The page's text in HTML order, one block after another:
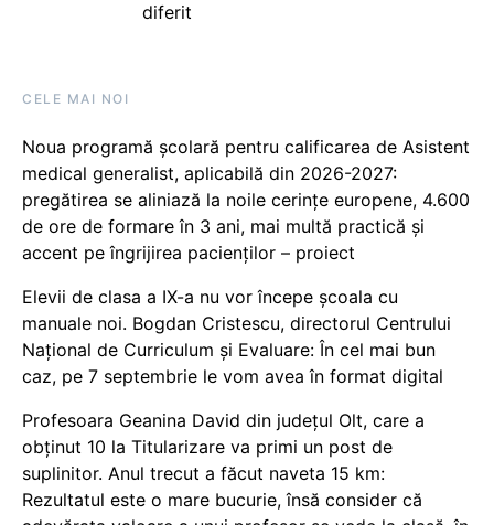
diferit
CELE MAI NOI
Noua programă școlară pentru calificarea de Asistent
medical generalist, aplicabilă din 2026-2027:
pregătirea se aliniază la noile cerințe europene, 4.600
de ore de formare în 3 ani, mai multă practică și
accent pe îngrijirea pacienților – proiect
Elevii de clasa a IX-a nu vor începe școala cu
manuale noi. Bogdan Cristescu, directorul Centrului
Național de Curriculum și Evaluare: În cel mai bun
caz, pe 7 septembrie le vom avea în format digital
Profesoara Geanina David din județul Olt, care a
obținut 10 la Titularizare va primi un post de
suplinitor. Anul trecut a făcut naveta 15 km:
Rezultatul este o mare bucurie, însă consider că